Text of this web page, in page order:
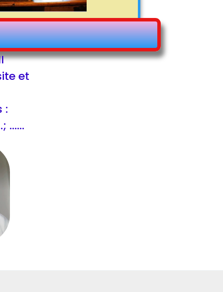
et
:
......